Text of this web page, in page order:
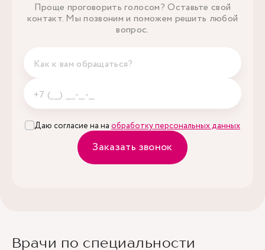
Проще проговорить голосом? Оставьте свой
контакт. Мы позвоним и поможем решить любой
вопрос.
Даю согласие на на обработку персональных данных
Заказать звонок
Врачи по специальности